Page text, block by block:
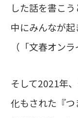
した話を書こ
中にみんなが起
（「文春オン
そして2021年
化もされた『つ